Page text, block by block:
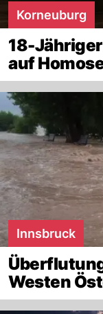
Korneuburg
18-
auf
Innsbruck
Westen